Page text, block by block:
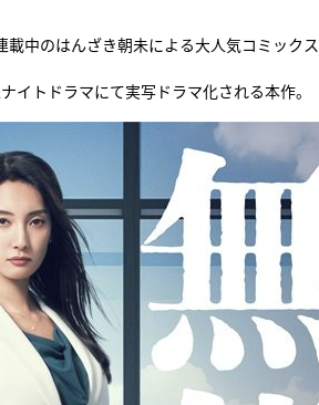
中のはんざき朝未による大人気コミックス
イトドラマにて実写ドラマ化される本作。